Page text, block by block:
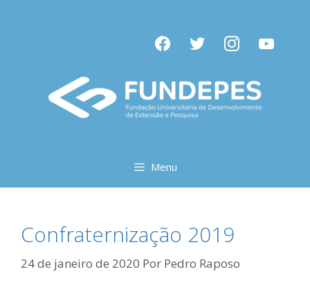
facebooktwitter instagramyoutube
Menu
Confraternização 2019
24 de janeiro de 2020 Por Pedro Raposo